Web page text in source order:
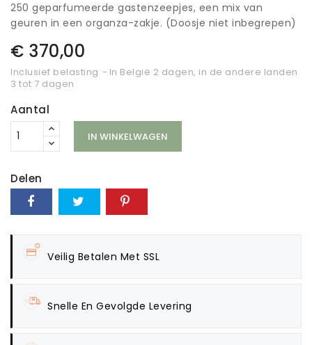
250 geparfumeerde gastenzeepjes, een mix van
geuren in een organza-zakje. (Doosje niet inbegrepen)
€ 370,00
Inclusief belasting
In België 2 dagen, in de andere landen
3 tot 7 dagen
Aantal
IN WINKELWAGEN
Delen
Veilig Betalen Met SSL
Snelle En Gevolgde Levering